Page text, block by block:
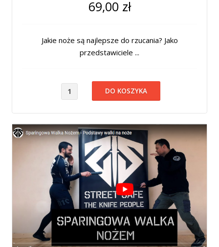
69,00 zł
Jakie noże są najlepsze do rzucania? Jako
przedstawiciele ...